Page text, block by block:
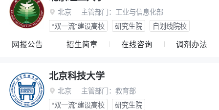
 北京 主管部门： 工业与信息化部
“双一流”建设高校
研究生院 自划线院校
网报公告 招生简章 在线咨询 调剂办法
北京科技大学
 北京 主管部门： 教育部
“双一流”建设高校
研究生院